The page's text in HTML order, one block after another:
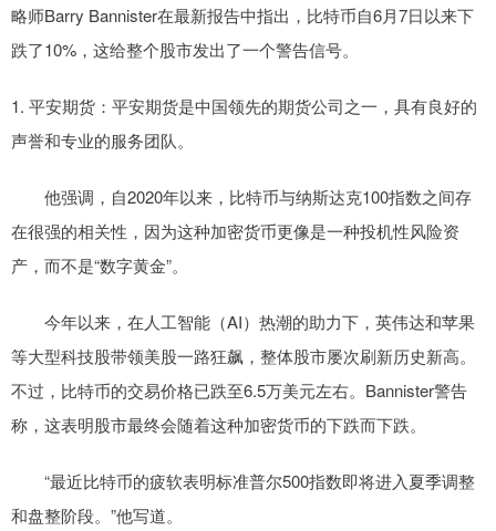
略师Barry Bannister在最新报告中指出，比特币自6月7日以来下
跌了10%，这给整个股市发出了一个警告信号。
1. 平安期货：平安期货是中国领先的期货公司之一，具有良好的
声誉和专业的服务团队。
他强调，自2020年以来，比特币与纳斯达克100指数之间存
在很强的相关性，因为这种加密货币更像是一种投机性风险资
产，而不是“数字黄金”。
今年以来，在人工智能（AI）热潮的助力下，英伟达和苹果
等大型科技股带领美股一路狂飙，整体股市屡次刷新历史新高。
不过，比特币的交易价格已跌至6.5万美元左右。Bannister警告
称，这表明股市最终会随着这种加密货币的下跌而下跌。
“最近比特币的疲软表明标准普尔500指数即将进入夏季调整
和盘整阶段。”他写道。